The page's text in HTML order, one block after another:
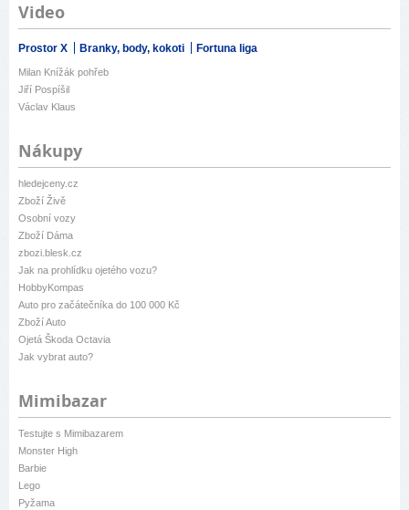
Video
Prostor X Branky, body, kokoti Fortuna liga
Milan Knížák pohřeb
Jiří Pospíšil
Václav Klaus
Nákupy
hledejceny.cz
Zboží Živě
Osobní vozy
Zboží Dáma
zbozi.blesk.cz
Jak na prohlídku ojetého vozu?
HobbyKompas
Auto pro začátečníka do 100 000 Kč
Zboží Auto
Ojetá Škoda Octavia
Jak vybrat auto?
Mimibazar
Testujte s Mimibazarem
Monster High
Barbie
Lego
Pyžama